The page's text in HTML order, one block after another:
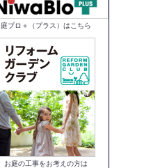
庭ブロ＋（プラス）はこちら
お庭の工事をお考えの方は